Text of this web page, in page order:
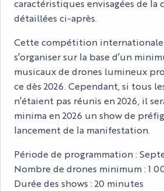
caractéristiques envisagées de
détaillées ci-après.
Cette compétition
s’organiser sur la base d’un
musicaux de drones lumineux
ce dès 2026. Cependant, si tous
n’étaient pas réunis en 2026, il
minima en 2026 un show de
lancement de la manifestation.
Période de programmation :
Nombre de drones minimum : 1
Durée des shows : 20 minutes